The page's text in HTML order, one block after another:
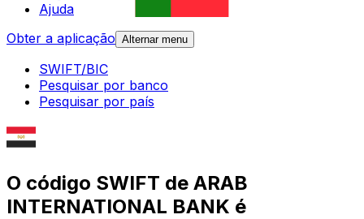
Ajuda
Obter a aplicação Alternar menu
SWIFT/BIC
Pesquisar por banco
Pesquisar por país
O código SWIFT de ARAB
INTERNATIONAL BANK é